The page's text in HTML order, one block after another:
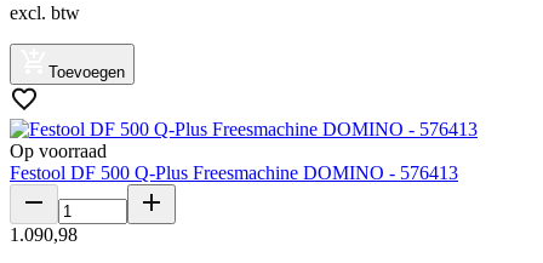
excl. btw
Toevoegen
Op voorraad
Festool DF 500 Q-Plus Freesmachine DOMINO - 576413
1 .090,98